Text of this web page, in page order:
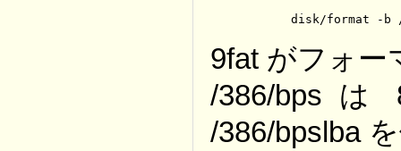
disk/format -
9fat がフォー
/386/bps
/386/bpslba